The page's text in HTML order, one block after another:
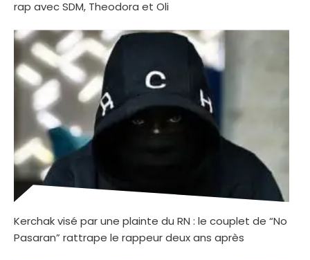
rap avec SDM, Theodora et Oli
Kerchak visé par une plainte du RN : le couplet de “No
Pasaran” rattrape le rappeur deux ans après